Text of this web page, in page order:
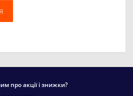
про акції і знижки?